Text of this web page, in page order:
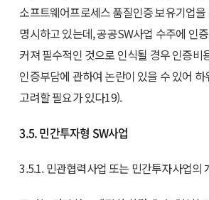
소프트웨어프로세스 품질인증 보유기업
명시하고 있는데, 공공SW사업 수주에 인
커져 필수적인 것으로 인식될 경우 인증비
인증부담에 관하여 논란이 있을 수 있어
고려할 필요가 있다19).
3.5. 민간투자형 SW사업
3.5.1. 민관협력사업 또는 민간투자사업의